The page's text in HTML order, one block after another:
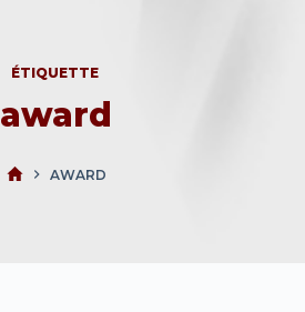
ÉTIQUETTE
award
AWARD